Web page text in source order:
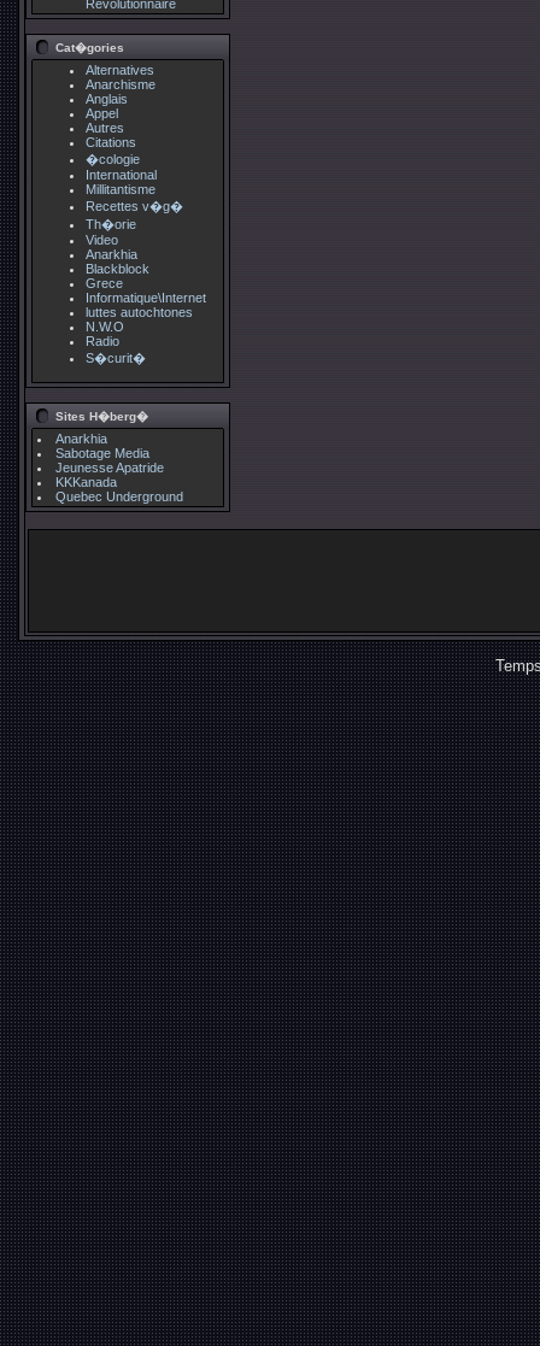
Revolutionnaire
Cat�gories
Alternatives
Anarchisme
Anglais
Appel
Autres
Citations
�cologie
International
Millitantisme
Recettes v�g�
Th�orie
Video
Anarkhia
Blackblock
Grece
Informatique\Internet
luttes autochtones
N.W.O
Radio
S�curit�
Sites H�berg�
Anarkhia
Sabotage Media
Jeunesse Apatride
KKKanada
Quebec Underground